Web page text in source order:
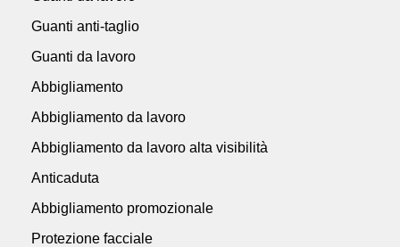
Guanti anti-taglio
Guanti da lavoro
Abbigliamento
Abbigliamento da lavoro
Abbigliamento da lavoro alta visibilità
Anticaduta
Abbigliamento promozionale
Protezione facciale